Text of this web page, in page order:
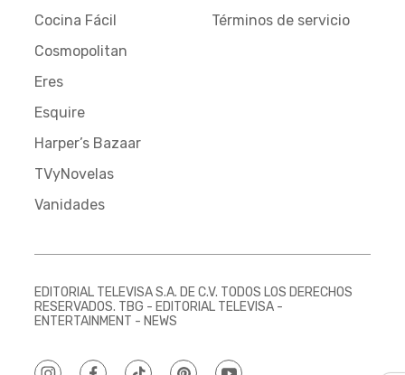
Cocina Fácil
Cosmopolitan
Eres
Esquire
Harper’s Bazaar
TVyNovelas
Vanidades
Términos de servicio
EDITORIAL TELEVISA S.A. DE C.V. TODOS LOS DERECHOS
RESERVADOS. TBG - EDITORIAL TELEVISA -
ENTERTAINMENT - NEWS